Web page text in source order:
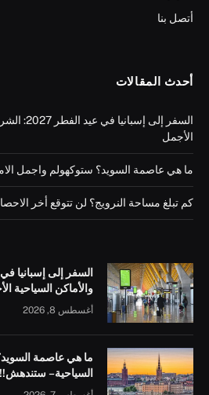
أتصل بنا
أحدث المقالات
السفر إلى
الأجمل
ما هي عاصمة السويد؟ ستوكهولم واجمل
كم تبلغ مساحة النرويج؟ لن تتوقع أخر
والأماكن السياحية
أغسطس 8, 2026
ما هي عاصمة
السياحية – ستندهش!!